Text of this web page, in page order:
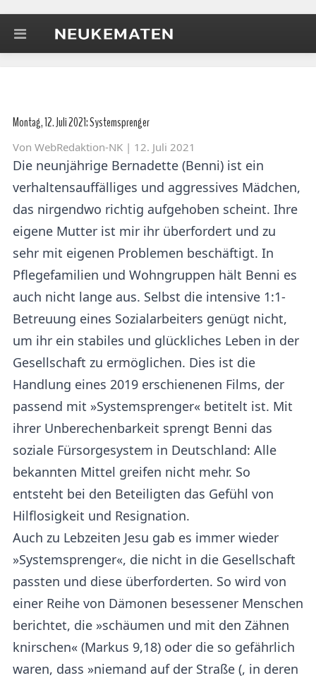
Montag, 12. Juli 2021: Systemsprenger
Von WebRedaktion-NK | 12. Juli 2021
Die neunjährige Bernadette (Benni) ist ein
verhaltensauffälliges und aggressives Mädchen,
das nirgendwo richtig aufgehoben scheint. Ihre
eigene Mutter ist mir ihr überfordert und zu
sehr mit eigenen Problemen beschäftigt. In
Pflegefamilien und Wohngruppen hält Benni es
auch nicht lange aus. Selbst die intensive 1:1-
Betreuung eines Sozialarbeiters genügt nicht,
um ihr ein stabiles und glückliches Leben in der
Gesellschaft zu ermöglichen. Dies ist die
Handlung eines 2019 erschienenen Films, der
passend mit »Systemsprenger« betitelt ist. Mit
ihrer Unberechenbarkeit sprengt Benni das
soziale Fürsorgesystem in Deutschland: Alle
bekannten Mittel greifen nicht mehr. So
entsteht bei den Beteiligten das Gefühl von
Hilflosigkeit und Resignation.
Auch zu Lebzeiten Jesu gab es immer wieder
»Systemsprenger«, die nicht in die Gesellschaft
passten und diese überforderten. So wird von
einer Reihe von Dämonen besessener Menschen
berichtet, die »schäumen und mit den Zähnen
knirschen« (Markus 9,18) oder die so gefährlich
waren, dass »niemand auf der Straße (, in deren